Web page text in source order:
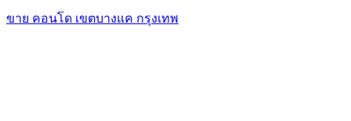
ขาย คอนโด เขตบางแค กรุงเทพ